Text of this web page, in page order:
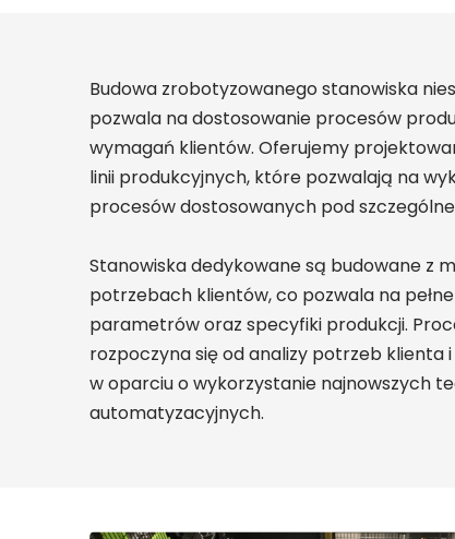
Budowa zrobotyzowanego stanowiska
pozwala na dostosowanie procesów
wymagań klientów. Oferujemy
linii produkcyjnych, które pozwalają na
procesów dostosowanych pod
Stanowiska dedykowane są budowane z
potrzebach klientów, co pozwala na
parametrów oraz specyfiki produkcji.
rozpoczyna się od analizy potrzeb klienta
w oparciu o wykorzystanie najnowszych
automatyzacyjnych.